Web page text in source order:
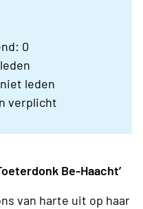
0
leden
verplicht
Be-Haacht’
van harte uit op haar